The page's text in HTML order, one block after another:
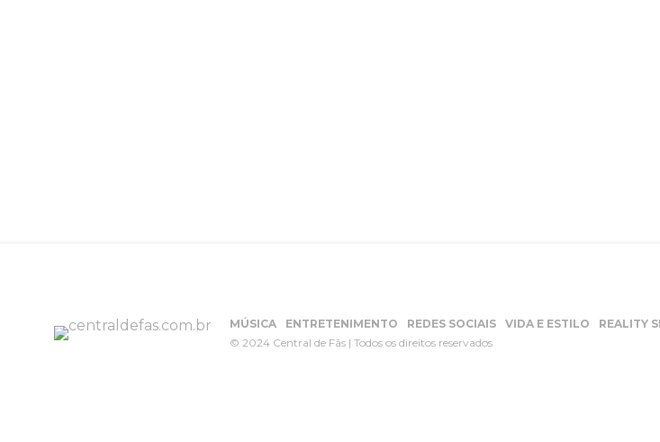
MÚSICA ENTRETENIMENTO REDES SOCIAIS VIDA E ESTILO
REALITY
© 2024 Central de Fãs | Todos os direitos reservados